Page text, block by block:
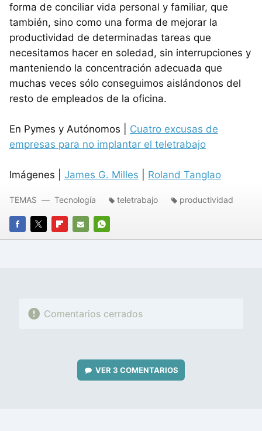
forma de conciliar vida personal y familiar, que
también, sino como una forma de mejorar la
productividad de determinadas tareas que
necesitamos hacer en soledad, sin interrupciones y
manteniendo la concentración adecuada que
muchas veces sólo conseguimos aislándonos del
resto de empleados de la oficina.
En Pymes y Autónomos | Cuatro excusas de
empresas para no implantar el teletrabajo
Imágenes | James G. Milles Roland Tanglao
FACEBOOK
TWITTERFLIPBOARD
E-
WHATSAPP
TEMAS Tecnología teletrabajo productividad
Comentarios cerrados
VER 3 COMENTARIOS